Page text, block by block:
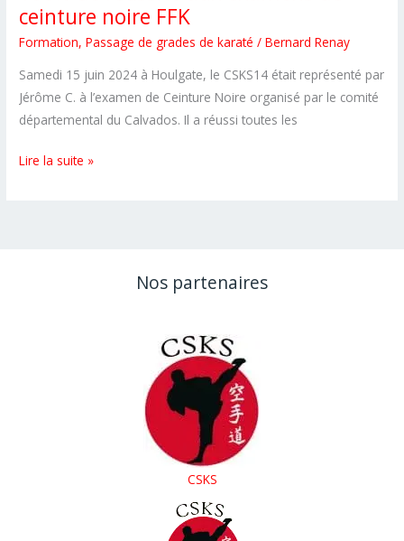
ceinture noire FFK
Formation,Passage de grades de karaté /Bernard Renay
Samedi 15 juin 2024 à Houlgate, le CSKS14 était représenté par
Jérôme C. à l’examen de Ceinture Noire organisé par le comité
départemental du Calvados. Il a réussi toutes les
100%
Lire la suite »
Nos partenaires
CSKS